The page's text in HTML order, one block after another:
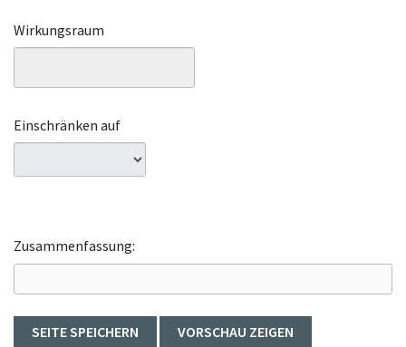
Wirkungsraum
Einschränken auf
Zusammenfassung: